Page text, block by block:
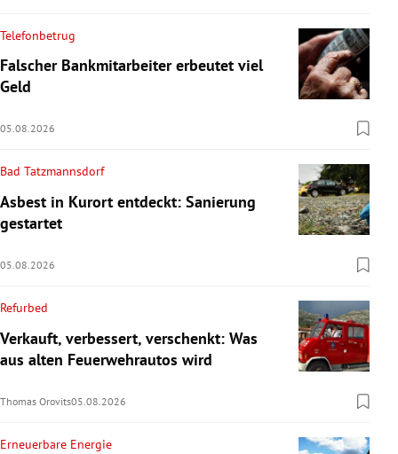
Telefonbetrug
Falscher Bankmitarbeiter erbeutet viel
Geld
05.08.2026
Bad Tatzmannsdorf
Asbest in Kurort entdeckt: Sanierung
gestartet
05.08.2026
Refurbed
Verkauft, verbessert, verschenkt: Was
aus alten Feuerwehrautos wird
Thomas Orovits05.08.2026
Erneuerbare Energie